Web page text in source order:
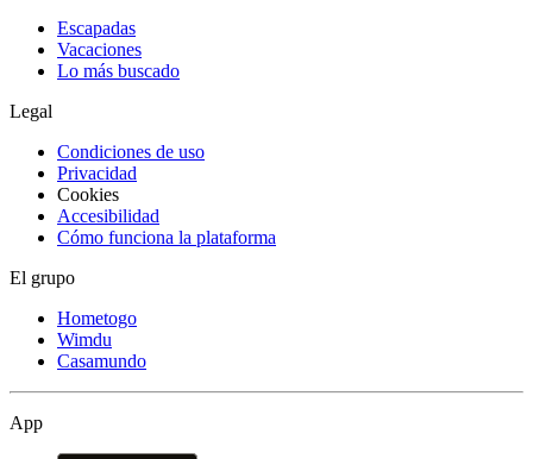
Escapadas
Vacaciones
Lo más buscado
Legal
Condiciones de uso
Privacidad
Cookies
Accesibilidad
Cómo funciona la plataforma
El grupo
Hometogo
Wimdu
Casamundo
App